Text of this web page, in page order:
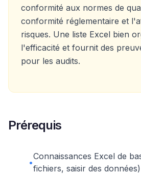
conformité aux normes de
conformité réglementaire et
risques. Une liste Excel bien
l'efficacité et fournit des
pour les audits.
Prérequis
•
Connaissances Excel de
fichiers, saisir des données)